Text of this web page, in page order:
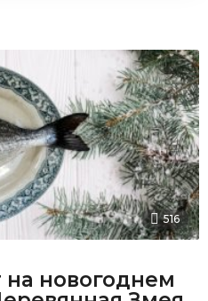
516
на новогоднем